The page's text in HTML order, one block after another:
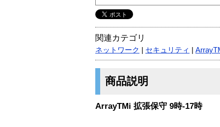
関連カテゴリ
ネットワーク セキュリティ
商品説明
ArrayTMi 拡張保守 9時-17時